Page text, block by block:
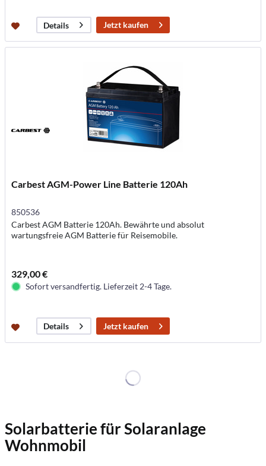
Details Jetzt kaufen
Carbest AGM-Power Line Batterie 120Ah
850536
Carbest AGM Batterie 120Ah. Bewährte und absolut
wartungsfreie AGM Batterie für Reisemobile.
329,00 €
Sofort versandfertig. Lieferzeit 2-4 Tage.
Details Jetzt kaufen
Solarbatterie für Solaranlage
Wohnmobil